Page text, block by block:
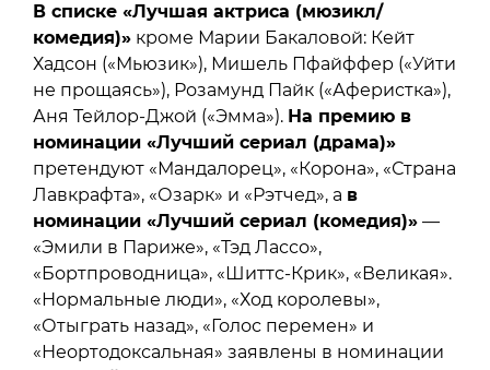
В списке «Лучшая актриса (мюзикл/
комедия)» кроме Марии Бакаловой: Кейт
Хадсон («Мьюзик»), Мишель Пфайффер («Уйти
не прощаясь»), Розамунд Пайк («Аферистка»),
Аня Тейлор-Джой («Эмма»). На премию в
номинации «Лучший сериал (драма)»
претендуют «Мандалорец», «Корона», «Страна
Лавкрафта», «Озарк» и «Рэтчед», а в
номинации «Лучший сериал (комедия)» —
«Эмили в Париже», «Тэд Лассо»,
«Бортпроводница», «Шиттс-Крик», «Великая».
«Нормальные люди», «Ход королевы»,
«Отыграть назад», «Голос перемен» и
«Неортодоксальная» заявлены в номинации